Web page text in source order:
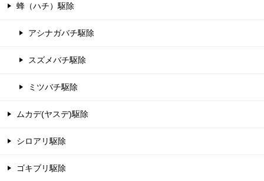
蜂（ハチ）駆除
アシナガバチ駆除
スズメバチ駆除
ミツバチ駆除
ムカデ(ヤスデ)駆除
シロアリ駆除
ゴキブリ駆除